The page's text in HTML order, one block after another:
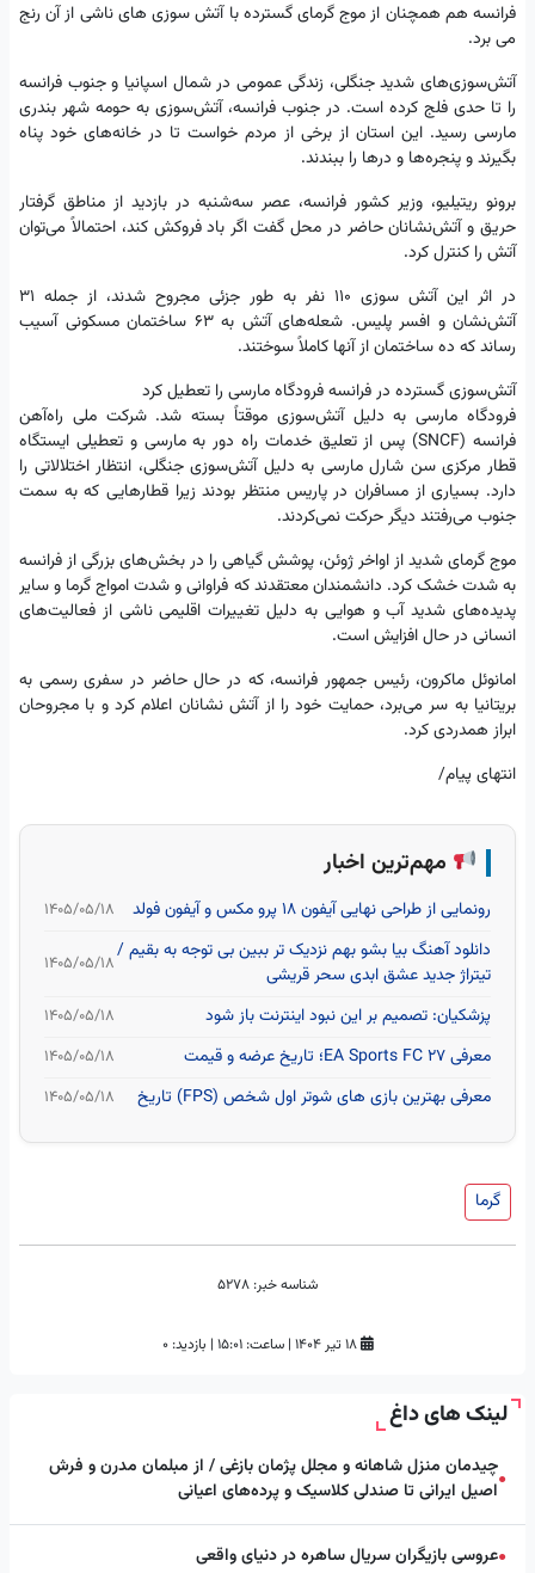
فرانسه هم همچنان از موج گرمای گسترده با آتش سوزی های ناشی از آن رنج
می برد.
آتش‌سوزی‌های شدید جنگلی، زندگی عمومی در شمال اسپانیا و جنوب فرانسه
را تا حدی فلج کرده است. در جنوب فرانسه، آتش‌سوزی به حومه شهر بندری
مارسی رسید. این استان از برخی از مردم خواست تا در خانه‌های خود پناه
بگیرند و پنجره‌ها و درها را ببندند.
برونو ریتیلیو، وزیر کشور فرانسه، عصر سه‌شنبه در بازدید از مناطق گرفتار
حریق و آتش‌نشانان حاضر در محل گفت اگر باد فروکش کند، احتمالاً می‌توان
آتش را کنترل کرد.
در اثر این آتش سوزی 110 نفر به طور جزئی مجروح شدند، از جمله 31
آتش‌نشان و افسر پلیس. شعله‌های آتش به 63 ساختمان مسکونی آسیب
رساند که ده ساختمان از آنها کاملاً سوختند.
آتش‌سوزی گسترده در فرانسه فرودگاه مارسی را تعطیل کرد
فرودگاه مارسی به دلیل آتش‌سوزی موقتاً بسته شد. شرکت ملی راه‌آهن
فرانسه (SNCF) پس از تعلیق خدمات راه دور به مارسی و تعطیلی ایستگاه
قطار مرکزی سن شارل مارسی به دلیل آتش‌سوزی جنگلی، انتظار اختلالاتی را
دارد. بسیاری از مسافران در پاریس منتظر بودند زیرا قطارهایی که به سمت
جنوب می‌رفتند دیگر حرکت نمی‌کردند.
موج گرمای شدید از اواخر ژوئن، پوشش گیاهی را در بخش‌های بزرگی از فرانسه
به شدت خشک کرد. دانشمندان معتقدند که فراوانی و شدت امواج گرما و سایر
پدیده‌های شدید آب و هوایی به دلیل تغییرات اقلیمی ناشی از فعالیت‌های
انسانی در حال افزایش است.
امانوئل ماکرون، رئیس جمهور فرانسه، که در حال حاضر در سفری رسمی به
بریتانیا به سر می‌برد، حمایت خود را از آتش نشانان اعلام کرد و با مجروحان
ابراز همدردی کرد.
انتهای پیام/
مهم‌ترین اخبار
رونمایی از طراحی نهایی آیفون ۱۸ پرو مکس و آیفون فولد ۱۴۰۵/۰۵/۱۸
دانلود آهنگ بیا بشو بهم نزدیک تر ببین بی توجه به بقیم /
تیتراژ جدید عشق ابدی سحر قریشی
۱۴۰۵/۰۵/۱۸
پزشکیان: تصمیم بر این نبود اینترنت باز شود ۱۴۰۵/۰۵/۱۸
معرفی EA Sports FC 27؛ تاریخ عرضه و قیمت ۱۴۰۵/۰۵/۱۸
معرفی بهترین بازی های شوتر اول شخص (FPS) تاریخ ۱۴۰۵/۰۵/۱۸
گرما
شناسه خبر:
۱۸ تیر ۱۴۰۴ | ساعت: ۱۵:۰۱ | بازدید: 0
لینک های داغ
●چیدمان منزل شاهانه و مجلل پژمان بازغی / از مبلمان مدرن و فرش
اصیل ایرانی تا صندلی کلاسیک و پرده‌های اعیانی
●عروسی بازیگران سریال ساهره در دنیای واقعی